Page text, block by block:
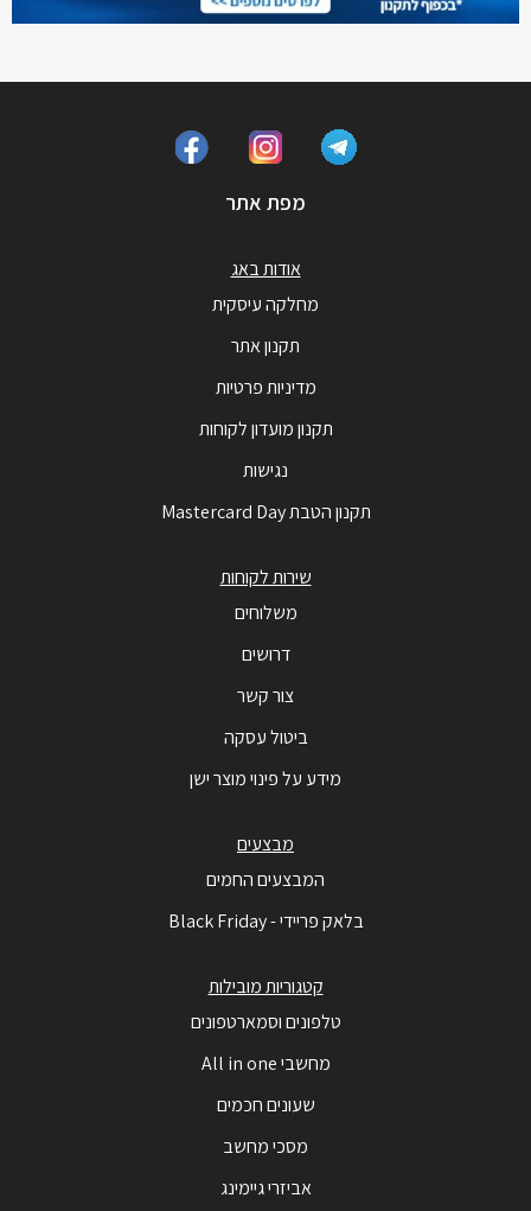
מפת אתר
אודות באג
מחלקה עיסקית
תקנון אתר
מדיניות פרטיות
תקנון מועדון לקוחות
נגישות
תקנון הטבת Mastercard Day
שירות לקוחות
משלוחים
דרושים
צור קשר
ביטול עסקה
מידע על פינוי מוצר ישן
מבצעים
המבצעים החמים
בלאק פריידי - Black Friday
קטגוריות מובילות
טלפונים וסמארטפונים
מחשבי All in one
שעונים חכמים
מסכי מחשב
אביזרי גיימינג